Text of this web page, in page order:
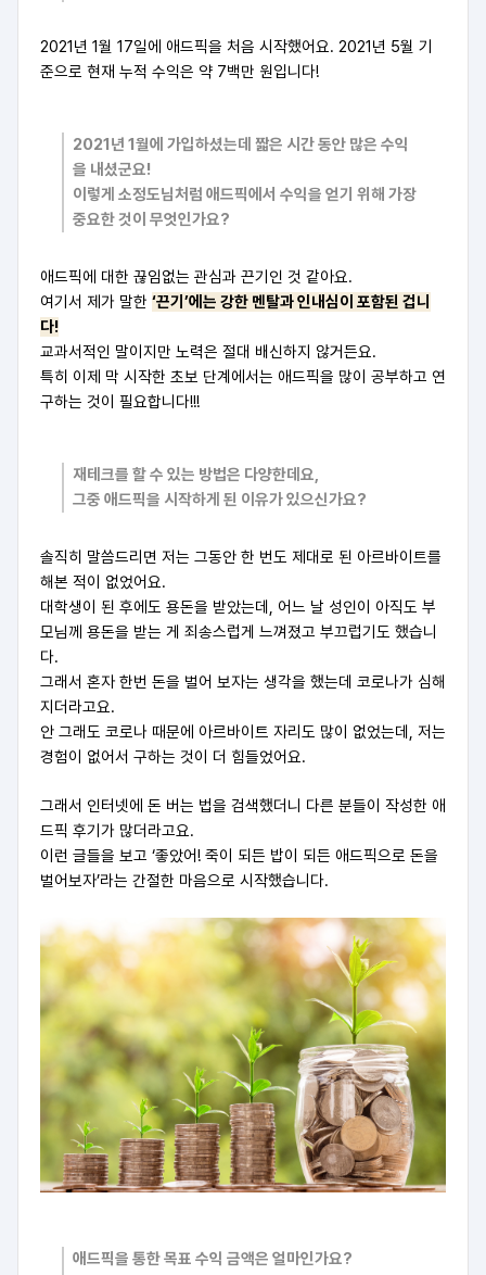
2021년 1월 17일에 애드픽을 처음 시작했어요. 2021년 5월 기
준으로 현재 누적 수익은 약 7백만 원입니다!
2021년 1월에 가입하셨는데 짧은 시간 동안 많은 수익
을 내셨군요!
이렇게 소정도님처럼 애드픽에서 수익을 얻기 위해 가장
중요한 것이 무엇인가요?
애드픽에 대한 끊임없는 관심과 끈기인 것 같아요.
여기서 제가 말한 ‘끈기’에는 강한 멘탈과 인내심이 포함된 겁니
다!
교과서적인 말이지만 노력은 절대 배신하지 않거든요.
특히 이제 막 시작한 초보 단계에서는 애드픽을 많이 공부하고 연
구하는 것이 필요합니다!!!
재테크를 할 수 있는 방법은 다양한데요,
그중 애드픽을 시작하게 된 이유가 있으신가요?
솔직히 말씀드리면 저는 그동안 한 번도 제대로 된 아르바이트를
해본 적이 없었어요.
대학생이 된 후에도 용돈을 받았는데, 어느 날 성인이 아직도 부
모님께 용돈을 받는 게 죄송스럽게 느껴졌고 부끄럽기도 했습니
다.
그래서 혼자 한번 돈을 벌어 보자는 생각을 했는데 코로나가 심해
지더라고요.
안 그래도 코로나 때문에 아르바이트 자리도 많이 없었는데, 저는
경험이 없어서 구하는 것이 더 힘들었어요.
그래서 인터넷에 돈 버는 법을 검색했더니 다른 분들이 작성한 애
드픽 후기가 많더라고요.
이런 글들을 보고 ‘좋았어! 죽이 되든 밥이 되든 애드픽으로 돈을
벌어보자’라는 간절한 마음으로 시작했습니다.
애드픽을 통한 목표 수익 금액은 얼마인가요?